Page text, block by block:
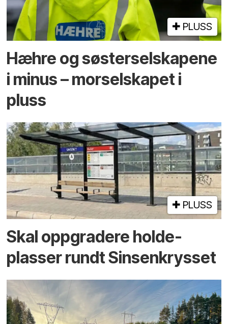
PLUSS
Hæhre og søster­selskapene
i minus – mor­selskapet i
pluss
PLUSS
Skal oppgradere holde­
plasser rundt Sinsenkrysset